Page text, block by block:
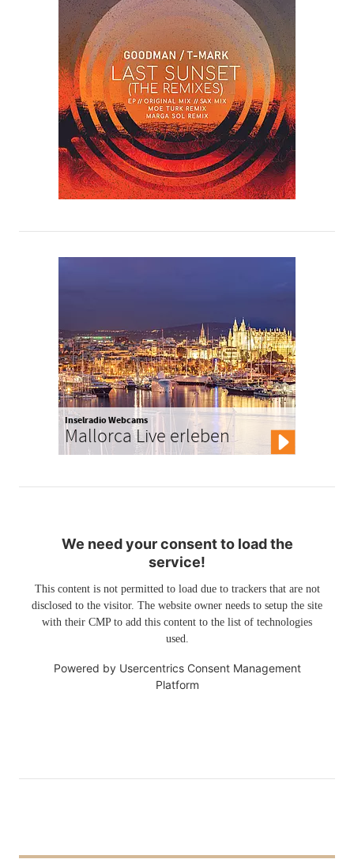
Inselradio Webcams
Mallorca Live erleben
We need your consent to load the
service!
This content is not permitted to load due to trackers that are not
disclosed to the visitor. The website owner needs to setup the site
with their CMP to add this content to the list of technologies
used.
Powered by Usercentrics Consent Management
Platform